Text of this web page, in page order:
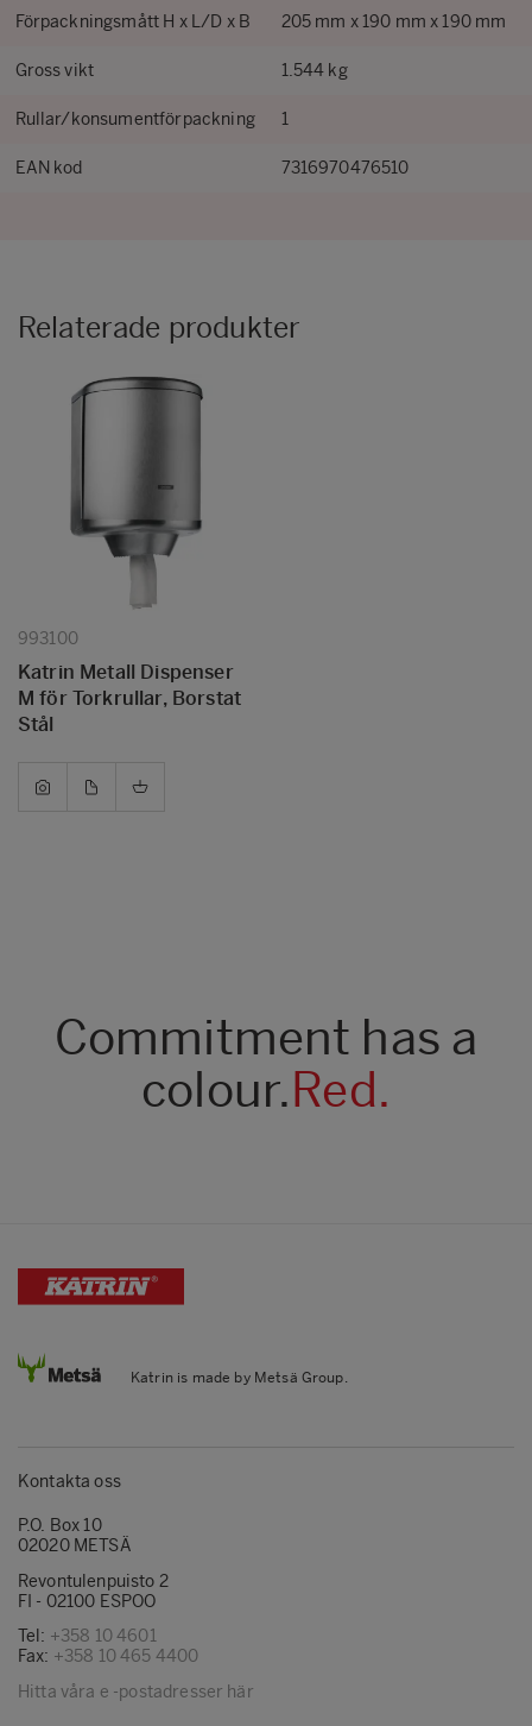
Förpackningsmått H x L/D x B 205 mm x 190 mm x 190 mm
Gross vikt 1.544 kg
Rullar/konsumentförpackning 1
EAN kod 7316970476510
Relaterade produkter
993100
Katrin Metall Dispenser
M för Torkrullar, Borstat
Stål
Commitment has a
colour.Red.
Katrin is made by Metsä Group.
Kontakta oss
P.O. Box 10
02020 METSÄ
Revontulenpuisto 2
FI - 02100 ESPOO
Tel: +358 10 4601
Fax: +358 10 465 4400
Hitta våra e -postadresser här